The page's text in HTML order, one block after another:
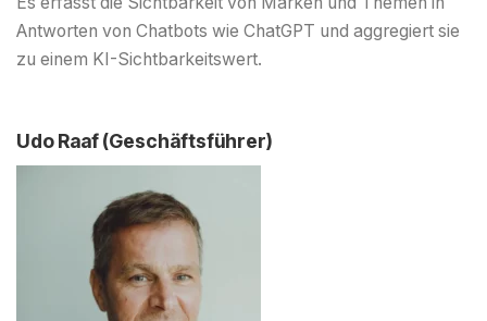
Antworten von Chatbots wie ChatGPT und aggregiert sie
zu einem KI-Sichtbarkeitswert.
Udo Raaf (Geschäftsführer)